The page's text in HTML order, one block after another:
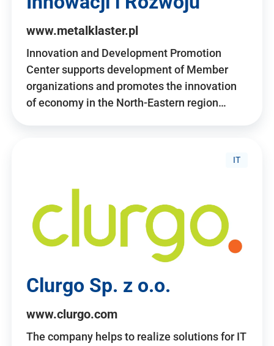
www.metalklaster.pl
Innovation and Development Promotion
Center supports development of Member
organizations and promotes the innovation
of economy in the North-Eastern region…
IT
Clurgo Sp. z o.o.
www.clurgo.com
The company helps to realize solutions for IT